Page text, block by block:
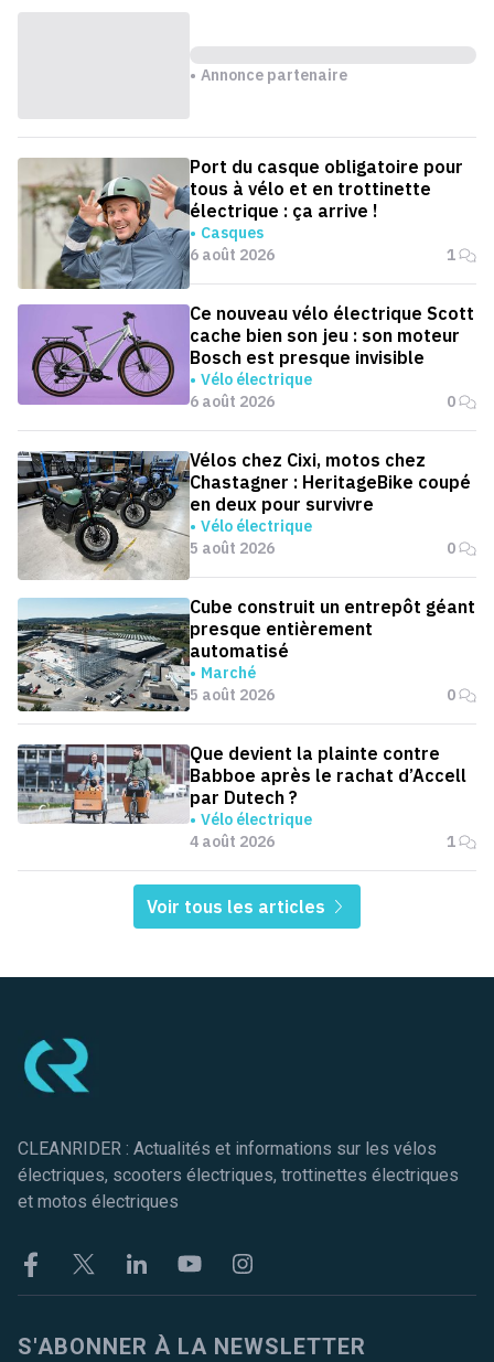
Annonce partenaire
Port du casque obligatoire pour
tous à vélo et en trottinette
électrique : ça arrive !
Casques
6 août 2026
1
Ce nouveau vélo électrique Scott
cache bien son jeu : son moteur
Bosch est presque invisible
Vélo électrique
6 août 2026
0
Vélos chez Cixi, motos chez
Chastagner : HeritageBike coupé
en deux pour survivre
Vélo électrique
5 août 2026
0
Cube construit un entrepôt géant
presque entièrement
automatisé
Marché
5 août 2026
0
Que devient la plainte contre
Babboe après le rachat d’Accell
par Dutech ?
Vélo électrique
4 août 2026
1
Voir tous les articles
CLEANRIDER : Actualités et informations sur les vélos
électriques, scooters électriques, trottinettes électriques
et motos électriques
FacebookTwitter LinkekinYoutubeInstagram
S'ABONNER À LA NEWSLETTER